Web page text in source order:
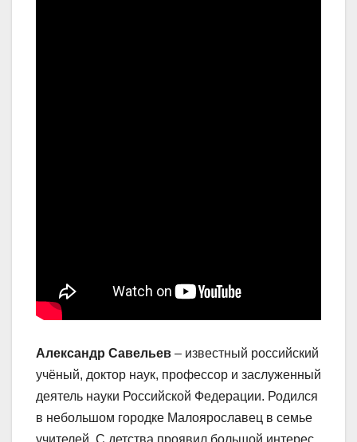
Александр Савельев – известный российский
учёный, доктор наук, профессор и заслуженный
деятель науки Российской Федерации. Родился
в небольшом городке Малоярославец в семье